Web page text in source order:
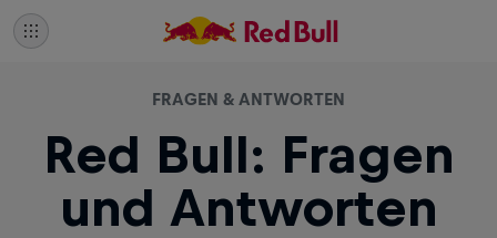
FRAGEN & ANTWORTEN
Red Bull: Fragen
und Antworten